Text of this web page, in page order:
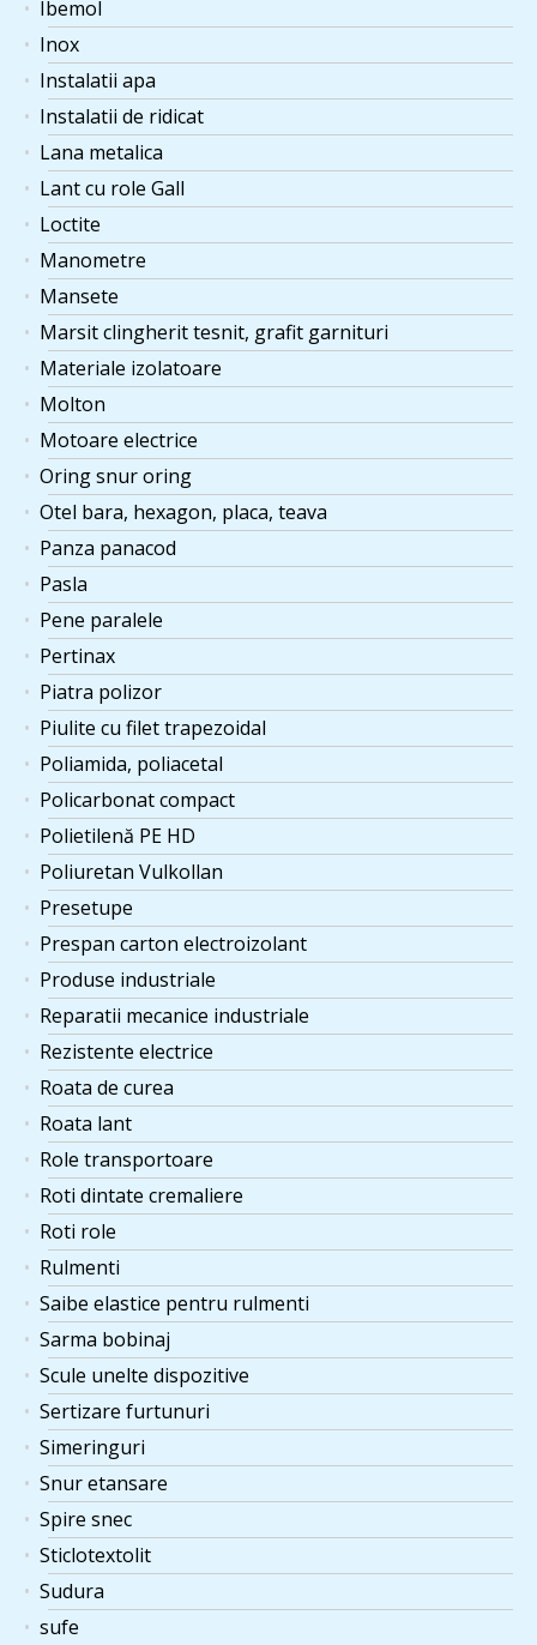
Ibemol
Inox
Instalatii apa
Instalatii de ridicat
Lana metalica
Lant cu role Gall
Loctite
Manometre
Mansete
Marsit clingherit tesnit, grafit garnituri
Materiale izolatoare
Molton
Motoare electrice
Oring snur oring
Otel bara, hexagon, placa, teava
Panza panacod
Pasla
Pene paralele
Pertinax
Piatra polizor
Piulite cu filet trapezoidal
Poliamida, poliacetal
Policarbonat compact
Polietilenă PE HD
Poliuretan Vulkollan
Presetupe
Prespan carton electroizolant
Produse industriale
Reparatii mecanice industriale
Rezistente electrice
Roata de curea
Roata lant
Role transportoare
Roti dintate cremaliere
Roti role
Rulmenti
Saibe elastice pentru rulmenti
Sarma bobinaj
Scule unelte dispozitive
Sertizare furtunuri
Simeringuri
Snur etansare
Spire snec
Sticlotextolit
Sudura
sufe